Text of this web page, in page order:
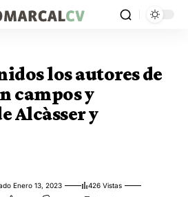
los autores de
campos y
Alcàsser y
Enero 13, 2023
426 Vistas